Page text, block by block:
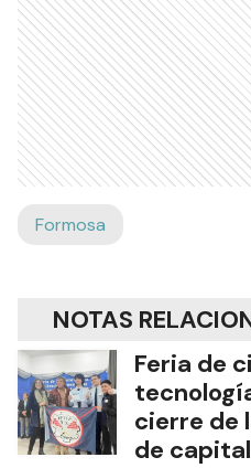
Formosa
NOTAS
Feria de
cierre de
de capital